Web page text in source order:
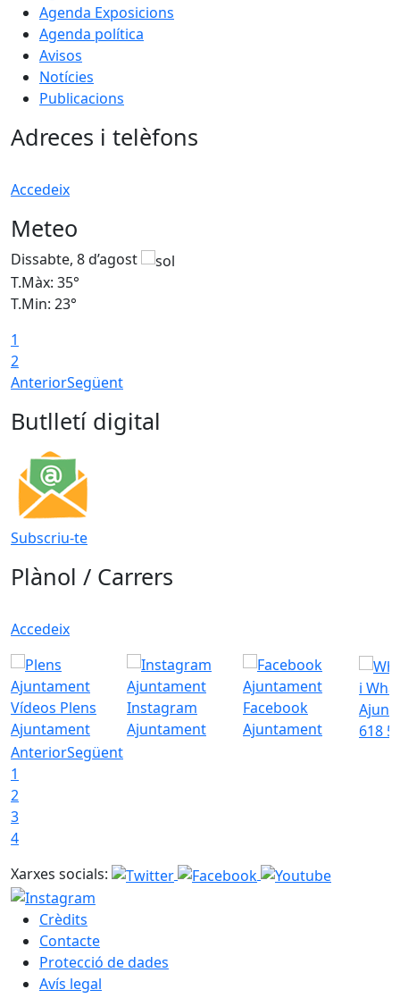
Agenda Exposicions
Agenda política
Avisos
Notícies
Publicacions
Adreces i telèfons
Accedeix
Meteo
Dissabte, 8 d’agost
T.Màx: 35°
T.Min: 23°
1
2
AnteriorSegüent
Butlletí digital
Subscriu-te
Plànol / Carrers
Accedeix
Vídeos Plens
Ajuntament
Instagram
Ajuntament
Facebook
Ajuntament
i
618
AnteriorSegüent
1
2
3
4
Xarxes socials:
Crèdits
Contacte
Protecció de dades
Avís legal